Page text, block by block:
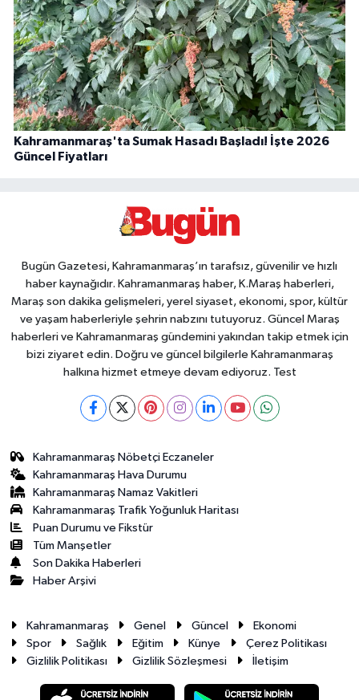
Kahramanmaraş'ta Sumak Hasadı Başladı! İşte 2026
Güncel Fiyatları
Bugün Gazetesi, Kahramanmaraş’ın tarafsız, güvenilir ve hızlı
haber kaynağıdır. Kahramanmaraş haber, K.Maraş haberleri,
Maraş son dakika gelişmeleri, yerel siyaset, ekonomi, spor, kültür
ve yaşam haberleriyle şehrin nabzını tutuyoruz. Güncel Maraş
haberleri ve Kahramanmaraş gündemini yakından takip etmek için
bizi ziyaret edin. Doğru ve güncel bilgilerle Kahramanmaraş
halkına hizmet etmeye devam ediyoruz. Test
Kahramanmaraş Nöbetçi Eczaneler
Kahramanmaraş Hava Durumu
Kahramanmaraş Namaz Vakitleri
Kahramanmaraş Trafik Yoğunluk Haritası
Puan Durumu ve Fikstür
Tüm Manşetler
Son Dakika Haberleri
Haber Arşivi
Kahramanmaraş Genel Güncel
Ekonomi
Spor
Sağlık Eğitim Künye
Çerez Politikası
Gizlilik Politikası
Gizlilik Sözleşmesi İletişim